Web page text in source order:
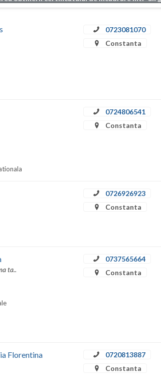
0723081070
Constanta
0724806541
Constanta
0726926923
Constanta
ta..
0737565664
Constanta
Florentina
0720813887
Constanta